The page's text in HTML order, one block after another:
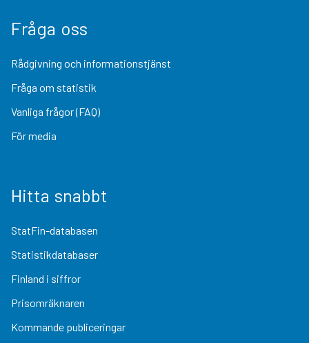
Fråga oss
Rådgivning och informationstjänst
Fråga om statistik
Vanliga frågor (FAQ)
För media
Hitta snabbt
StatFin-databasen
Statistikdatabaser
Finland i siffror
Prisomräknaren
Kommande publiceringar